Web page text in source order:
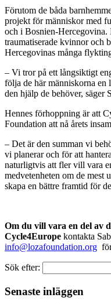
Förutom de båda
projekt för människor med
och i Bosnien-
traumatiserade kvinnor och
Hercegovinas många
– Vi tror på ett långsiktigt
följa de här människorna en
den hjälp de behöver, säger
Hennes förhoppning är att
Foundation att nå årets
– Det är den summan vi
vi planerar och för att
naturligtvis att fler vill vara
medvetenheten om de mest
skapa en bättre framtid för
Om du vill vara en del av
Cycle4Europe kontakta
info@lozafoundation.org
Sök efter:
Senaste inläggen